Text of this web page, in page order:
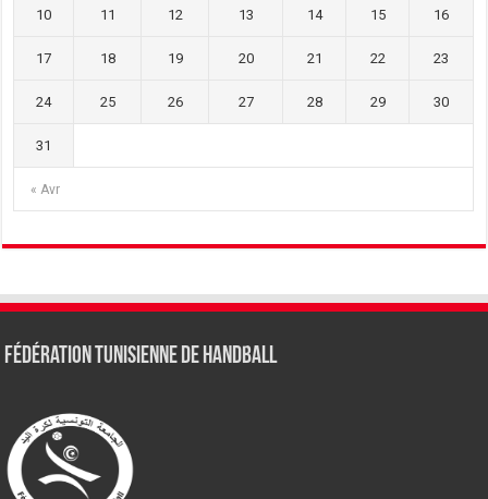
« Avr
10 11 12 13 14 15 16
17 18 19 20 21 22 23
24 25 26 27 28 29 30
31
Fédération tunisienne de Handball